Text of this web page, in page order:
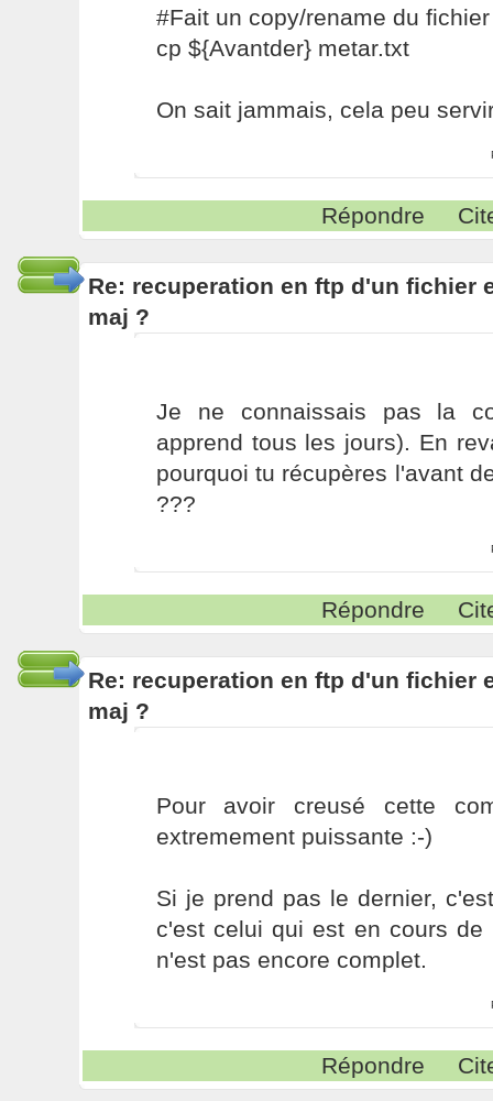
#Fait un copy/rename du
cp ${Avantder} metar.txt
On sait jammais, cela peu
Répondre
Re: recuperation en ftp d'un fichier
maj ?
Je ne connaissais pas la
apprend tous les jours). En
pourquoi tu récupères l'avant
???
Répondre
Re: recuperation en ftp d'un fichier
maj ?
Pour avoir creusé cette
extremement puissante :-)
Si je prend pas le dernier,
c'est celui qui est en cours
n'est pas encore complet.
Répondre